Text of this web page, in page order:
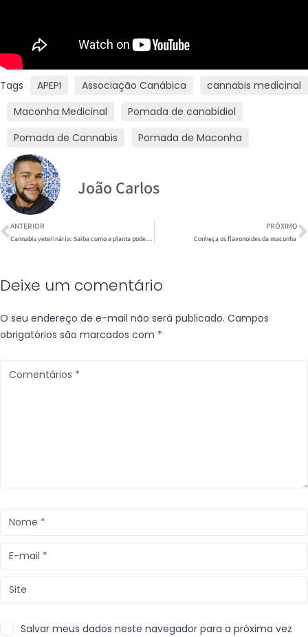
Tags APEPI Associação Canábica
cannabis medicinal
Maconha Medicinal
Pomada de canabidiol
Pomada de Cannabis
Pomada de Maconha
João Carlos
ANTERIOR
Cannabis veterinária: Saiba como a planta pode ajudar o seu pet
PRÓXIMO
Conheça os flavonoides da maconha
Deixe um comentário
O seu endereço de e-mail não será publicado. Campos
obrigatórios são marcados com *
Salvar meus dados neste navegador para a próxima vez